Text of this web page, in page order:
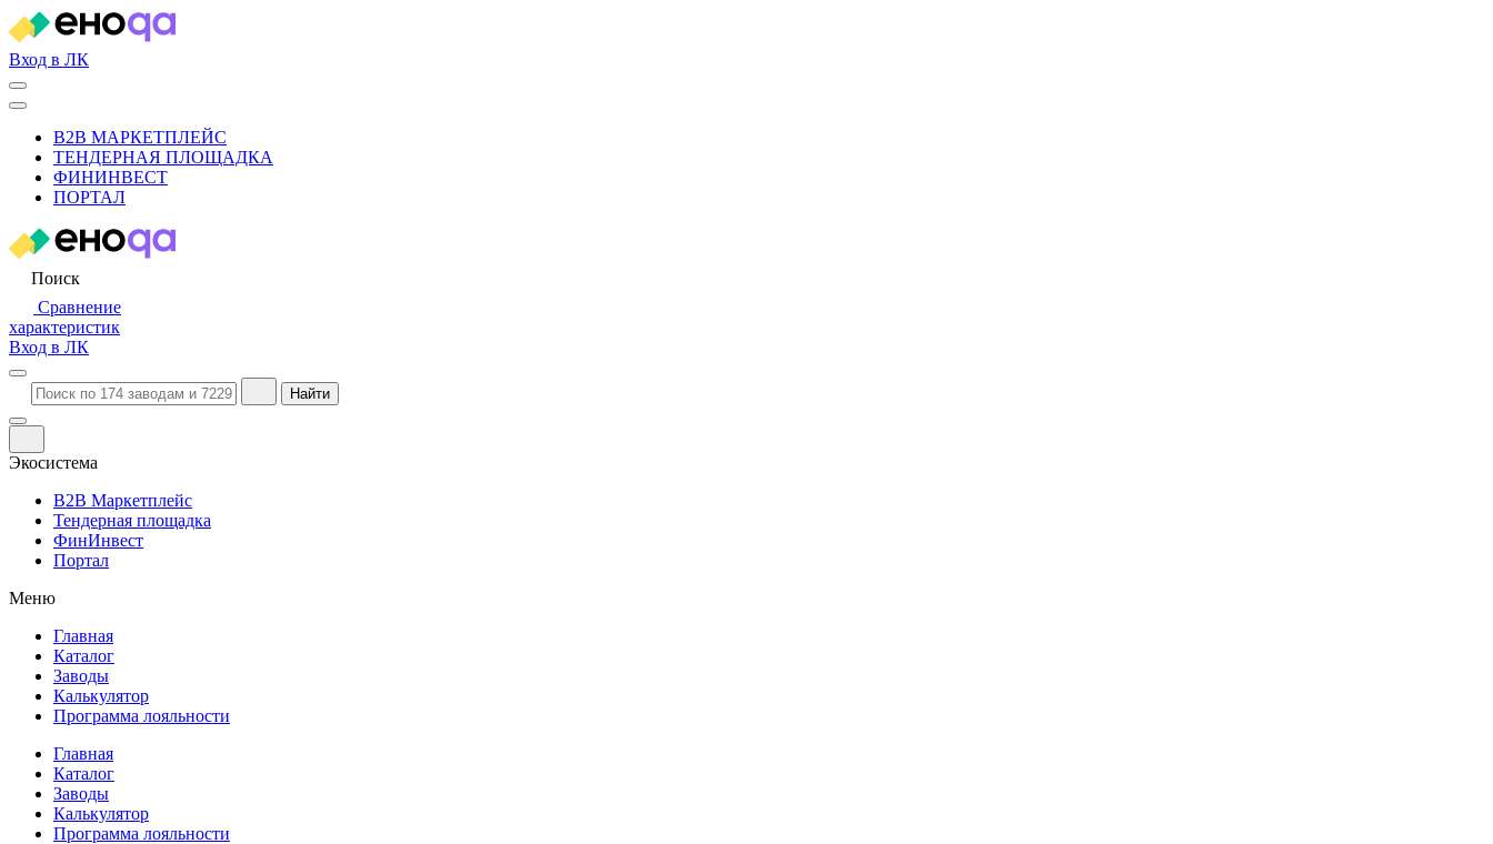
Вход в ЛК
B2B МАРКЕТПЛЕЙС
ТЕНДЕРНАЯ ПЛОЩАДКА
ФИНИНВЕСТ
ПОРТАЛ
Поиск
Сравнение
характеристик
Вход в ЛК
Найти
Экосистема
B2B Маркетплейс
Тендерная площадка
ФинИнвест
Портал
Меню
Главная
Каталог
Заводы
Калькулятор
Программа лояльности
Главная
Каталог
Заводы
Калькулятор
Программа лояльности